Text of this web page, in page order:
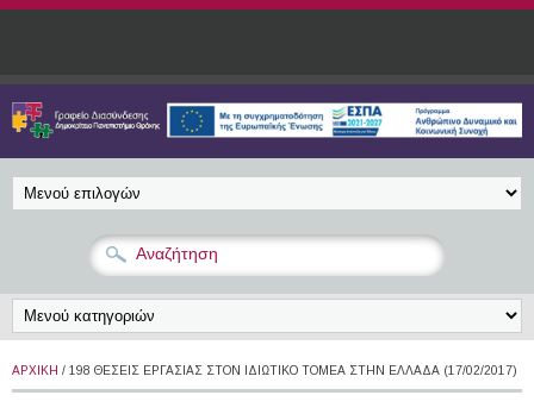
Παράκαμψη προς το κυρίως περιεχόμενο
ΑΡΧΙΚΉ / 198 ΘΈΣΕΙΣ ΕΡΓΑΣΊΑΣ ΣΤΟΝ ΙΔΙΩΤΙΚΌ ΤΟΜΈΑ ΣΤΗΝ ΕΛΛΆΔΑ (17/02/2017)